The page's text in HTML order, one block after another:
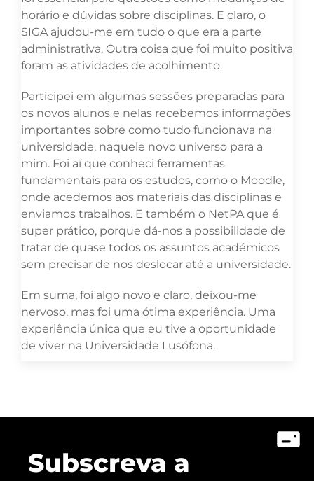
horário e dúvidas sobre disciplinas. E claro, o
SIGA ajudou-me em tudo o que era a parte
administrativa. Outra coisa que foi muito positiva
foram as atividades de acolhimento.
Participei em algumas sessões preparadas para
os novos alunos e nelas recebemos informações
importantes sobre como tudo funcionava na
universidade, naquele novo universo para a
mim. Foi aí que conheci ferramentas
fundamentais para os estudos, como o Moodle,
onde acedemos aos materiais das disciplinas e
enviamos trabalhos. E também o NetPA que é
super prático, porque dá-nos a possibilidade de
tratar de quase todos os assuntos académicos
sem precisar de nos deslocar até a universidade.
Em suma, foi algo novo e claro, deixou-me
nervoso, mas foi uma ótima experiência. Uma
experiência única que eu tive a oportunidade
de viver na Universidade Lusófona.
Subscreva a